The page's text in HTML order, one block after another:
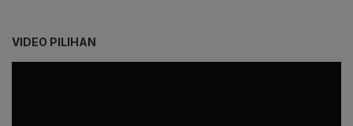
VIDEO PILIHAN